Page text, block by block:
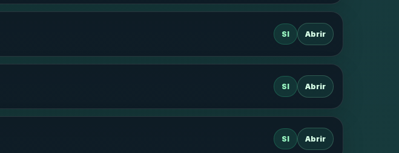
SI Abrir
SI Abrir
SI Abrir